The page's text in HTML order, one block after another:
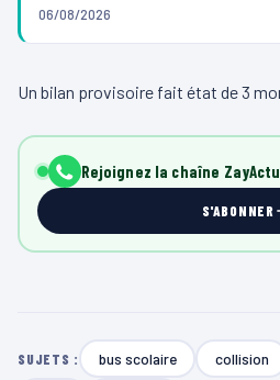
06/08/2026
Un bilan provisoire fait état de 3
Rejoignez la chaîne ZayActu
S'ABONNER
SUJETS : bus scolaire collision